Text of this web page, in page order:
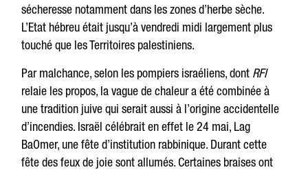
sécheresse notamment dans les zones d’herbe sèche.
L’Etat hébreu était jusqu’à vendredi midi largement plus
touché que les Territoires palestiniens.
Par malchance, selon les pompiers israéliens, dont RFI
relaie les propos, la vague de chaleur a été combinée à
une tradition juive qui serait aussi à l’origine accidentelle
d’incendies. Israël célébrait en effet le 24 mai, Lag
BaOmer, une fête d’institution rabbinique. Durant cette
fête des feux de joie sont allumés. Certaines braises ont